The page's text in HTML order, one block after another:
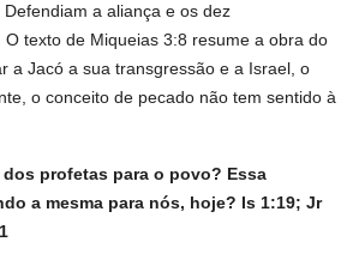
a aliança e os dez
texto de Miqueias 3:8 resume a obra do
a Jacó a sua transgressão e a Israel, o
o conceito de pecado não tem sentido à
dos profetas para o povo? Essa
a mesma para nós, hoje? Is 1:19; Jr